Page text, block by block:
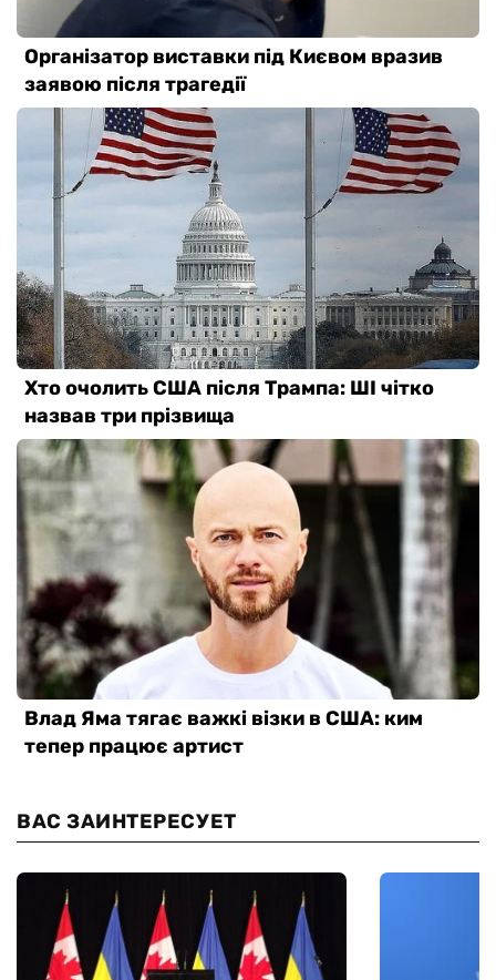
ВАС ЗАИНТЕРЕСУЕТ